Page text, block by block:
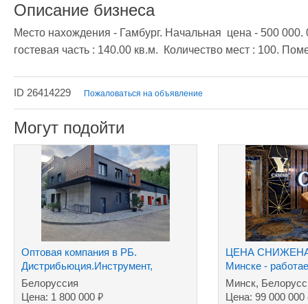
Описание бизнеса
Место нахождения - Гамбург. Начальная  цена - 500
гостевая часть : 140.00 кв.м.  Количество мест : 100.
ID 26414229 Пожаловаться на объявление
Могут подойти
Оптовая компания в РБ.
Дистрибьюция.Инструмент,
хозтовары ТНП.Дилер.
Белоруссия
Цена: 1 800 000 ₽
ЦЕНА
Минске -
сей день
Минск,
Цена: 99 000 000